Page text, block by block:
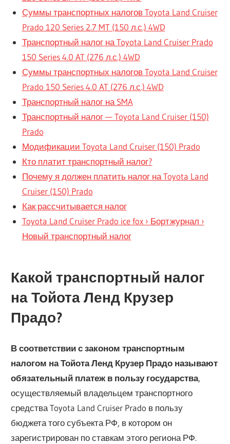
Суммы транспортных налогов Toyota Land Cruiser
Prado 120 Series 2.7 MT (150 л.с.) 4WD
Транспортный налог на Toyota Land Cruiser Prado
150 Series 4.0 AT (276 л.с.) 4WD
Суммы транспортных налогов Toyota Land Cruiser
Prado 150 Series 4.0 AT (276 л.с.) 4WD
Транспортный налог на SMA
Транспортный налог — Toyota Land Cruiser (150)
Prado
Модификации Toyota Land Cruiser (150) Prado
Кто платит транспортный налог?
Почему я должен платить налог на Toyota Land
Cruiser (150) Prado
Как рассчитывается налог
Toyota Land Cruiser Prado ice fox › Бортжурнал ›
Новый транспортный налог
Какой транспортный налог
на Тойота Ленд Крузер
Прадо?
В соответствии с законом транспортным
налогом на Тойота Ленд Крузер Прадо называют
обязательный платеж в пользу государства,
осуществляемый владельцем транспортного
средства Toyota Land Cruiser Prado в пользу
бюджета того субъекта РФ, в котором он
зарегистрирован по ставкам этого региона РФ.